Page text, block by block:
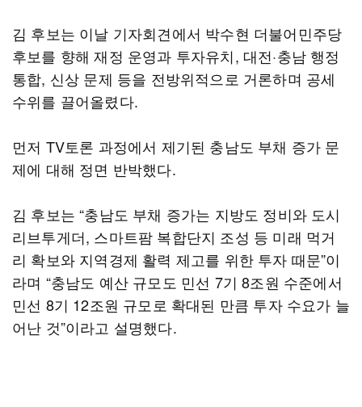
김 후보는 이날 기자회견에서 박수현 더불어민주당
후보를 향해 재정 운영과 투자유치, 대전·충남 행정
통합, 신상 문제 등을 전방위적으로 거론하며 공세
수위를 끌어올렸다.
먼저 TV토론 과정에서 제기된 충남도 부채 증가 문
제에 대해 정면 반박했다.
김 후보는 “충남도 부채 증가는 지방도 정비와 도시
리브투게더, 스마트팜 복합단지 조성 등 미래 먹거
리 확보와 지역경제 활력 제고를 위한 투자 때문”이
라며 “충남도 예산 규모도 민선 7기 8조원 수준에서
민선 8기 12조원 규모로 확대된 만큼 투자 수요가 늘
어난 것”이라고 설명했다.